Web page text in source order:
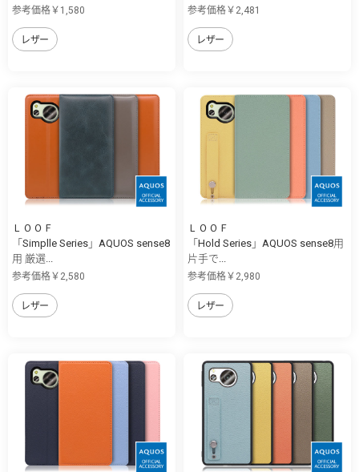
参考価格￥1,580
レザー
参考価格￥2,481
レザー
ＬＯＯＦ
「Simplle Series」AQUOS sense8
用 厳選...
参考価格￥2,580
レザー
ＬＯＯＦ
「Hold Series」AQUOS sense8用
片手で...
参考価格￥2,980
レザー